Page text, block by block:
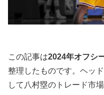
この記事は2024年オフシ
整理したものです。ヘッ
して八村塁のトレード市